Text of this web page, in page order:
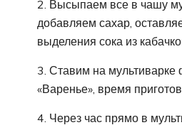
2. Высыпаем все в чашу
добавляем сахар,
выделения сока из
3. Ставим на мультиварке
«Варенье», время
4. Через час прямо в